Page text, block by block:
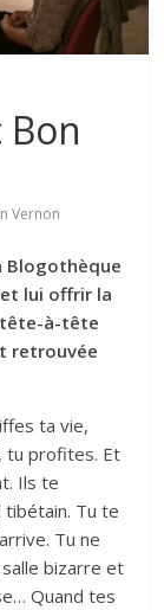
Vernon
Blogothèque
lui offrir la
tête-à-tête
retrouvée
ta vie,
tu profites. Et
Ils te
Tu te
Tu ne
bizarre et
Quand tes